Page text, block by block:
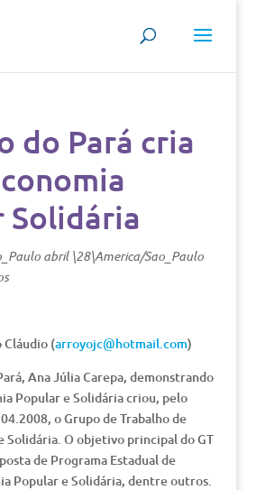
do Pará cria
Solidária
abril \28\America/Sao_Paulo
(arroyojc@hotmail.com)
Ana Júlia Carepa, demonstrando
Popular e Solidária criou, pelo
o Grupo de Trabalho de
Solidária. O objetivo principal do GT
de Programa Estadual de
Popular e Solidária, dentre outros.